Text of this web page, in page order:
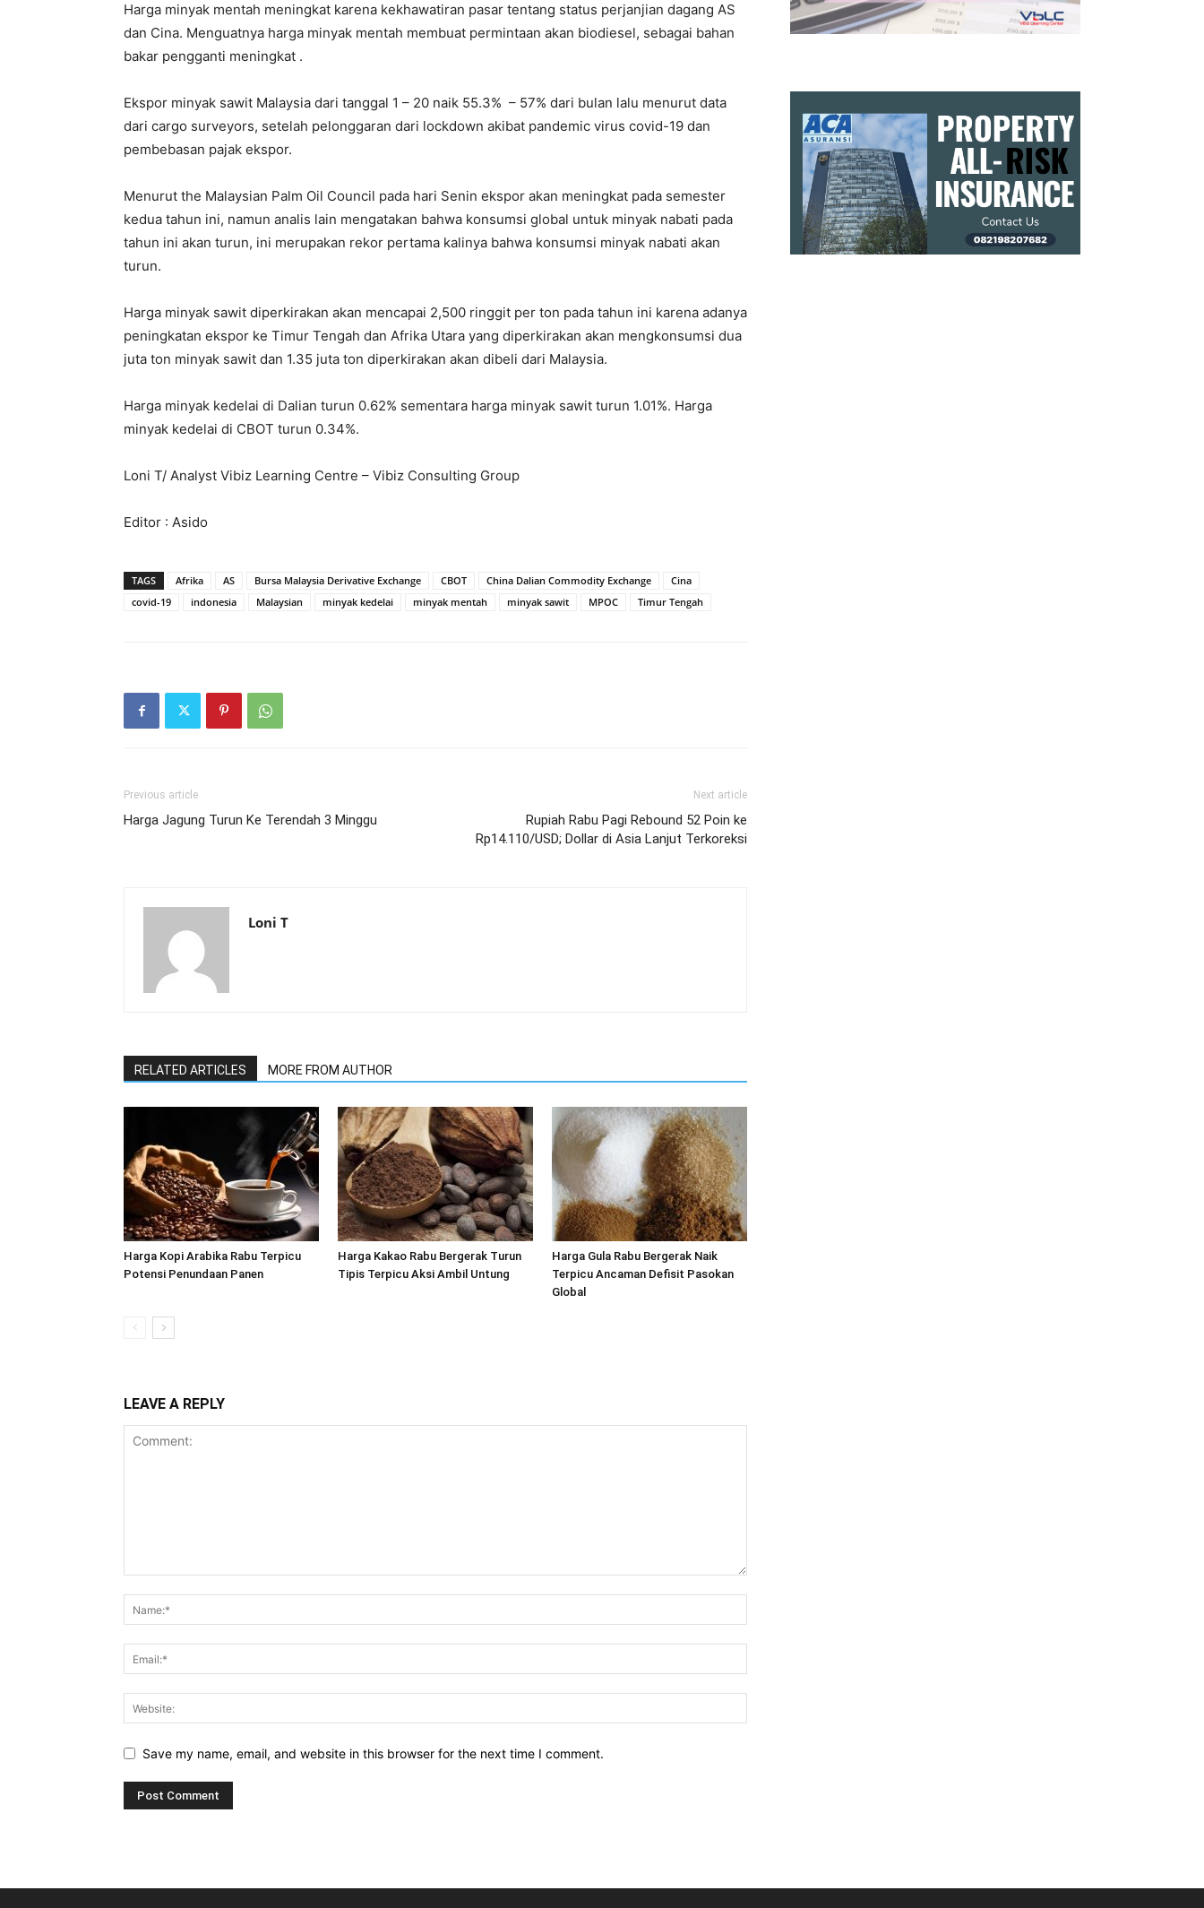
Harga minyak mentah meningkat karena kekhawatiran pasar tentang status perjanjian dagang AS
dan Cina. Menguatnya harga minyak mentah membuat permintaan akan biodiesel, sebagai bahan
bakar pengganti meningkat .
Ekspor minyak sawit Malaysia dari tanggal 1 – 20 naik 55.3% – 57% dari bulan lalu menurut data
dari cargo surveyors, setelah pelonggaran dari lockdown akibat pandemic virus covid-19 dan
pembebasan pajak ekspor.
Menurut the Malaysian Palm Oil Council pada hari Senin ekspor akan meningkat pada semester
kedua tahun ini, namun analis lain mengatakan bahwa konsumsi global untuk minyak nabati pada
tahun ini akan turun, ini merupakan rekor pertama kalinya bahwa konsumsi minyak nabati akan
turun.
Harga minyak sawit diperkirakan akan mencapai 2,500 ringgit per ton pada tahun ini karena adanya
peningkatan ekspor ke Timur Tengah dan Afrika Utara yang diperkirakan akan mengkonsumsi dua
juta ton minyak sawit dan 1.35 juta ton diperkirakan akan dibeli dari Malaysia.
Harga minyak kedelai di Dalian turun 0.62% sementara harga minyak sawit turun 1.01%. Harga
minyak kedelai di CBOT turun 0.34%.
Loni T/ Analyst Vibiz Learning Centre – Vibiz Consulting Group
Editor : Asido
TAGS Afrika AS Bursa Malaysia Derivative Exchange CBOT China Dalian Commodity Exchange
Cina
covid-19
indonesia Malaysian minyak kedelai minyak mentah minyak sawit MPOC Timur Tengah
Previous article
Harga Jagung Turun Ke Terendah 3 Minggu
Next article
Rupiah Rabu Pagi Rebound 52 Poin ke
Rp14.110/USD; Dollar di Asia Lanjut Terkoreksi
Loni T
RELATED ARTICLES MORE FROM AUTHOR
Harga Kopi Arabika Rabu Terpicu
Potensi Penundaan Panen
Harga Kakao Rabu Bergerak Turun
Tipis Terpicu Aksi Ambil Untung
Harga Gula Rabu Bergerak Naik
Terpicu Ancaman Defisit Pasokan
Global
LEAVE A REPLY
Save my name, email, and website in this browser for the next time I comment.